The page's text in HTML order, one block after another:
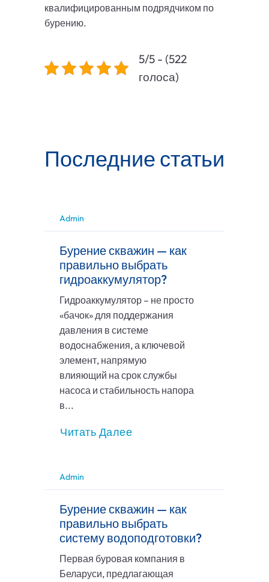
квалифицированным подрядчиком по
бурению.
5/5 - (522
голоса)
Последние статьи
Admin
Бурение скважин — как
правильно выбрать
гидроаккумулятор?
Гидроаккумулятор – не просто
«бачок» для поддержания
давления в системе
водоснабжения, а ключевой
элемент, напрямую
влияющий на срок службы
насоса и стабильность напора
в...
Читать Далее
Admin
Бурение скважин — как
правильно выбрать
систему водоподготовки?
Первая буровая компания в
Беларуси, предлагающая